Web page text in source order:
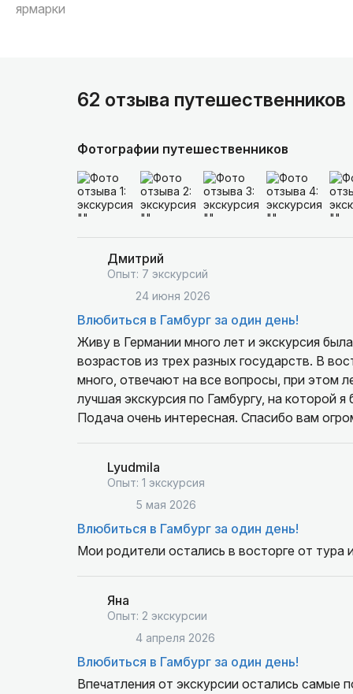
ярмарки
62 отзыва путешественников
Фотографии путешественников
Дмитрий
Опыт: 7 экскурсий
24 июня 2026
Влюбиться в Гамбург за один день!
Живу в Германии много лет и экскурсия
возрастов из трех разных государств. В
много, отвечают на все вопросы, при этом
лучшая экскурсия по Гамбургу, на которой
Подача очень интересная. Спасибо вам
Lyudmila
Опыт: 1 экскурсия
5 мая 2026
Влюбиться в Гамбург за один день!
Мои родители остались в восторге от тура
Яна
Опыт: 2 экскурсии
4 апреля 2026
Влюбиться в Гамбург за один день!
Впечатления от экскурсии остались самые